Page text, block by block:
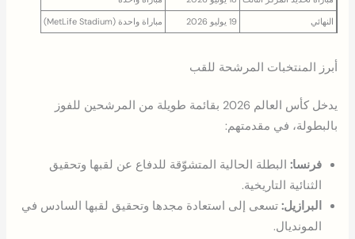
النهائي
19 يوليو 2026 مباراة واحدة (MetLife Stadium)
أبرز المنتخبات المرشحة للقب
يدخل كأس العالم 2026 بقائمة طويلة من المرشحين للفوز
بالبطولة، في مقدمتهم:
فرنسا: البطلة الحالية المتشوّقة للدفاع عن لقبها وتحقيق
الثنائية التاريخية.
البرازيل: تسعى إلى استعادة مجدها وتحقيق لقبها السادس في
المونديال.